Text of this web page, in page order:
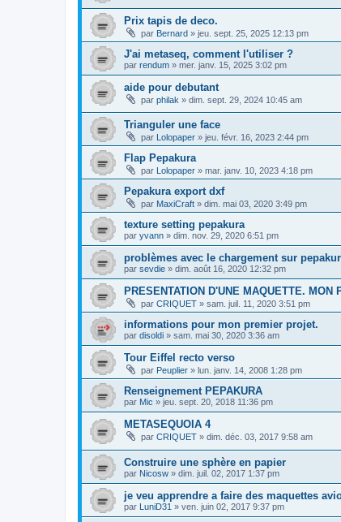
Prix tapis de deco.
par Bernard » jeu. sept. 25, 2025 12:13 pm
J'ai metaseq, comment l'utiliser ?
par rendum » mer. janv. 15, 2025 3:02 pm
aide pour debutant
par philak » dim. sept. 29, 2024 10:45 am
Trianguler une face
par Lolopaper » jeu. févr. 16, 2023 2:44 pm
Flap Pepakura
par Lolopaper » mar. janv. 10, 2023 4:18 pm
Pepakura export dxf
par MaxiCraft » dim. mai 03, 2020 3:49 pm
texture setting pepakura
par yvann » dim. nov. 29, 2020 6:51 pm
problèmes avec le chargement sur
par sevdie » dim. août 16, 2020 12:32 pm
PRESENTATION D'UNE MAQUETTE. MON
par CRIQUET » sam. juil. 11, 2020 3:51 pm
informations pour mon premier projet.
par disoldi » sam. mai 30, 2020 3:36 am
Tour Eiffel recto verso
par Peuplier » lun. janv. 14, 2008 1:28 pm
Renseignement PEPAKURA
par Mic » jeu. sept. 20, 2018 11:36 pm
METASEQUOIA 4
par CRIQUET » dim. déc. 03, 2017 9:58 am
Construire une sphère en papier
par Nicosw » dim. juil. 02, 2017 1:37 pm
je veu apprendre a faire des maquettes
par LuniD31 » ven. juin 02, 2017 9:37 pm